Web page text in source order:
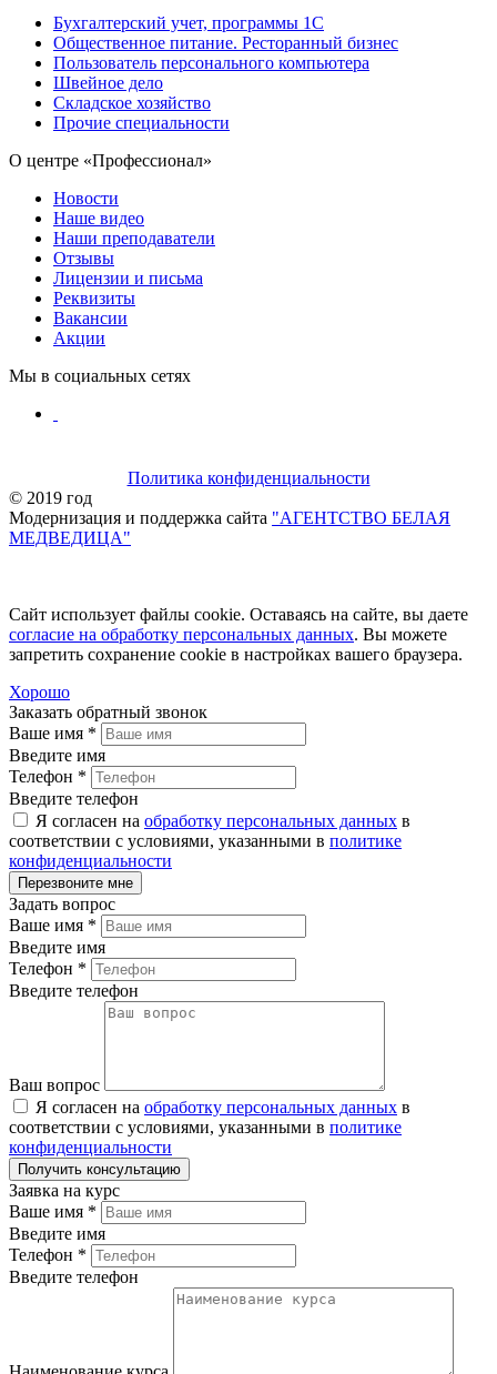
Бухгалтерский учет, программы 1С
Общественное питание. Ресторанный бизнес
Пользователь персонального компьютера
Швейное дело
Складское хозяйство
Прочие специальности
О центре «Профессионал»
Новости
Наше видео
Наши преподаватели
Отзывы
Лицензии и письма
Реквизиты
Вакансии
Акции
Мы в социальных сетях
Политика конфиденциальности
© 2019 год
Модернизация и поддержка сайта "АГЕНТСТВО БЕЛАЯ
МЕДВЕДИЦА"
Сайт использует файлы сookie. Оставаясь на сайте, вы даете
согласие на обработку персональных данных. Вы можете
запретить сохранение сookie в настройках вашего браузера.
Хорошо
Заказать обратный звонок
Ваше имя *
Введите имя
Телефон *
Введите телефон
Я согласен на обработку персональных данных в
соответствии с условиями, указанными в политике
конфиденциальности
Задать вопрос
Ваше имя *
Введите имя
Телефон *
Введите телефон
Ваш вопрос
Я согласен на обработку персональных данных в
соответствии с условиями, указанными в политике
конфиденциальности
Заявка на курс
Ваше имя *
Введите имя
Телефон *
Введите телефон